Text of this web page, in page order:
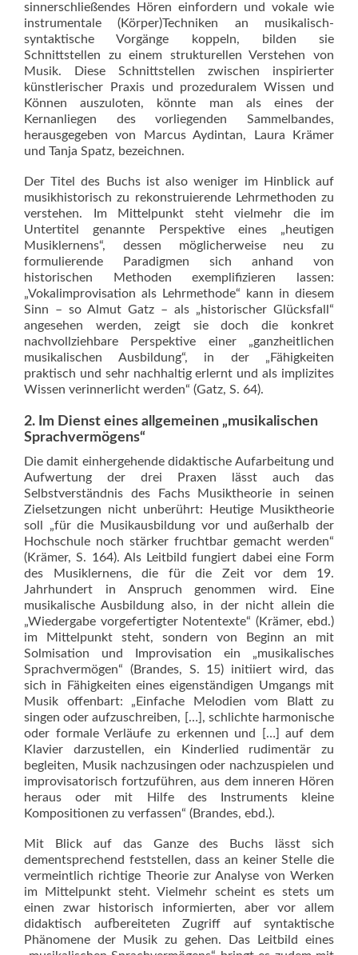
sinnerschließendes Hören einfordern und vokale wie
instrumentale (Körper)Techniken an musikalisch-
syntaktische Vorgänge koppeln, bilden sie
Schnittstellen zu einem strukturellen Verstehen von
Musik. Diese Schnittstellen zwischen inspirierter
künstlerischer Praxis und prozeduralem Wissen und
Können auszuloten, könnte man als eines der
Kernanliegen des vorliegenden Sammelbandes,
herausgegeben von Marcus Aydintan, Laura Krämer
und Tanja Spatz, bezeichnen.
Der Titel des Buchs ist also weniger im Hinblick auf
musikhistorisch zu rekonstruierende Lehrmethoden zu
verstehen. Im Mittelpunkt steht vielmehr die im
Untertitel genannte Perspektive eines „heutigen
Musiklernens“, dessen möglicherweise neu zu
formulierende Paradigmen sich anhand von
historischen Methoden exemplifizieren lassen:
„Vokalimprovisation als Lehrmethode“ kann in diesem
Sinn – so Almut Gatz – als „historischer Glücksfall“
angesehen werden, zeigt sie doch die konkret
nachvollziehbare Perspektive einer „ganzheitlichen
musikalischen Ausbildung“, in der „Fähigkeiten
praktisch und sehr nachhaltig erlernt und als implizites
Wissen verinnerlicht werden“ (Gatz, S. 64).
2. Im Dienst eines allgemeinen „musikalischen
Sprachvermögens“
Die damit einhergehende didaktische Aufarbeitung und
Aufwertung der drei Praxen lässt auch das
Selbstverständnis des Fachs Musiktheorie in seinen
Zielsetzungen nicht unberührt: Heutige Musiktheorie
soll „für die Musikausbildung vor und außerhalb der
Hochschule noch stärker fruchtbar gemacht werden“
(Krämer, S. 164). Als Leitbild fungiert dabei eine Form
des Musiklernens, die für die Zeit vor dem 19.
Jahrhundert in Anspruch genommen wird. Eine
musikalische Ausbildung also, in der nicht allein die
„Wiedergabe vorgefertigter Notentexte“ (Krämer, ebd.)
im Mittelpunkt steht, sondern von Beginn an mit
Solmisation und Improvisation ein „musikalisches
Sprachvermögen“ (Brandes, S. 15) initiiert wird, das
sich in Fähigkeiten eines eigenständigen Umgangs mit
Musik offenbart: „Einfache Melodien vom Blatt zu
singen oder aufzuschreiben, […], schlichte harmonische
oder formale Verläufe zu erkennen und […] auf dem
Klavier darzustellen, ein Kinderlied rudimentär zu
begleiten, Musik nachzusingen oder nachzuspielen und
improvisatorisch fortzuführen, aus dem inneren Hören
heraus oder mit Hilfe des Instruments kleine
Kompositionen zu verfassen“ (Brandes, ebd.).
Mit Blick auf das Ganze des Buchs lässt sich
dementsprechend feststellen, dass an keiner Stelle die
vermeintlich richtige Theorie zur Analyse von Werken
im Mittelpunkt steht. Vielmehr scheint es stets um
einen zwar historisch informierten, aber vor allem
didaktisch aufbereiteten Zugriff auf syntaktische
Phänomene der Musik zu gehen. Das Leitbild eines